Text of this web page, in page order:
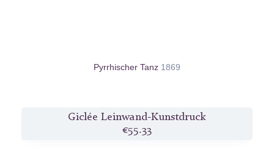
Pyrrhischer Tanz 1869
Giclée Leinwand-Kunstdruck
€55.33